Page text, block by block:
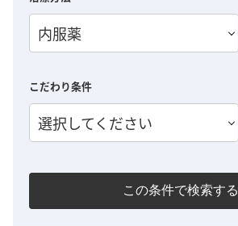
内服薬
こだわり条件
選択してください
この条件で検索する